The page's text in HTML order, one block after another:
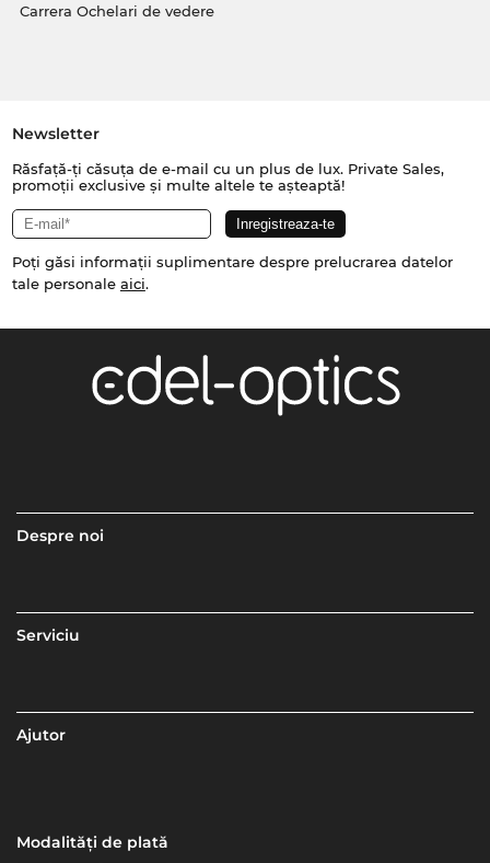
Carrera Ochelari de vedere
Newsletter
Răsfață-ți căsuța de e-mail cu un plus de lux. Private Sales,
promoții exclusive și multe altele te așteaptă!
Poți găsi informații suplimentare despre prelucrarea datelor
tale personale aici.
Despre noi
Serviciu
Ajutor
Modalități de plată